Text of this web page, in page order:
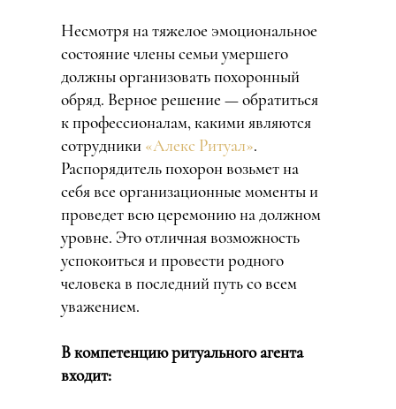
Несмотря на тяжелое эмоциональное
состояние члены семьи умершего
должны организовать похоронный
обряд. Верное решение — обратиться
к профессионалам, какими являются
сотрудники «Алекс Ритуал».
Распорядитель похорон возьмет на
себя все организационные моменты и
проведет всю церемонию на должном
уровне. Это отличная возможность
успокоиться и провести родного
человека в последний путь со всем
уважением.
В компетенцию ритуального агента
входит: